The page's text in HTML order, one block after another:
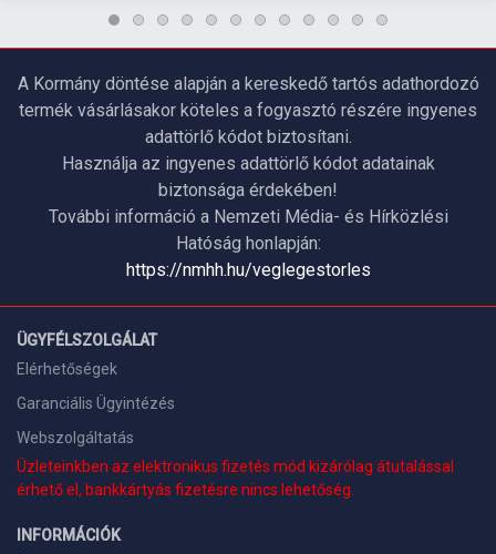
A Kormány döntése alapján a kereskedő tartós adathordozó
termék vásárlásakor köteles a fogyasztó részére ingyenes
adattörlő kódot biztosítani.
Használja az ingyenes adattörlő kódot adatainak
biztonsága érdekében!
További információ a Nemzeti Média- és Hírközlési
Hatóság honlapján:
https://nmhh.hu/veglegestorles
ÜGYFÉLSZOLGÁLAT
Elérhetőségek
Garanciális Ügyintézés
Webszolgáltatás
Üzleteinkben az elektronikus fizetés mód kizárólag átutalással
érhető el, bankkártyás fizetésre nincs lehetőség.
INFORMÁCIÓK